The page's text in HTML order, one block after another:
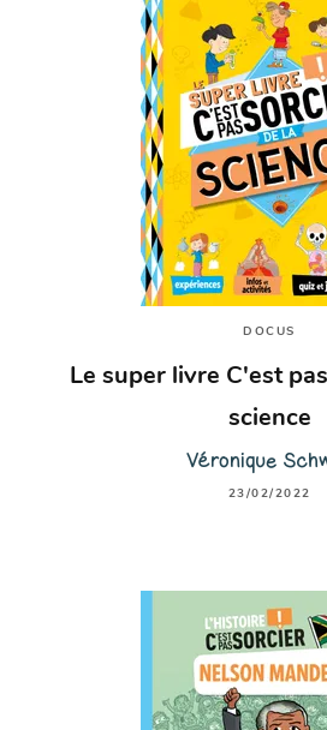
DOCUS
Le super livre C'est
science
Véronique
23/02/2022